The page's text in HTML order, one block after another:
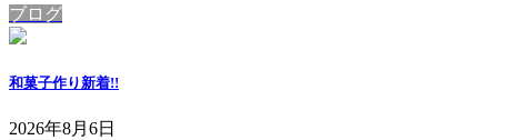
ブログ
和菓子作り新着!!
2026年8月6日